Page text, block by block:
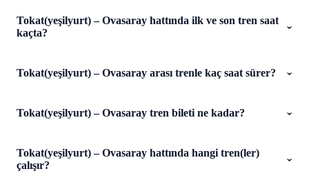
Tokat(yeşilyurt) – Ovasaray hattında ilk ve son tren saat
kaçta?
Tokat(yeşilyurt) – Ovasaray arası trenle kaç saat sürer?
Tokat(yeşilyurt) – Ovasaray tren bileti ne kadar?
Tokat(yeşilyurt) – Ovasaray hattında hangi tren(ler)
çalışır?